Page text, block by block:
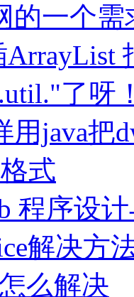
的一个
ArrayList
了呀
用java把
式
程序设
解决方
么解决